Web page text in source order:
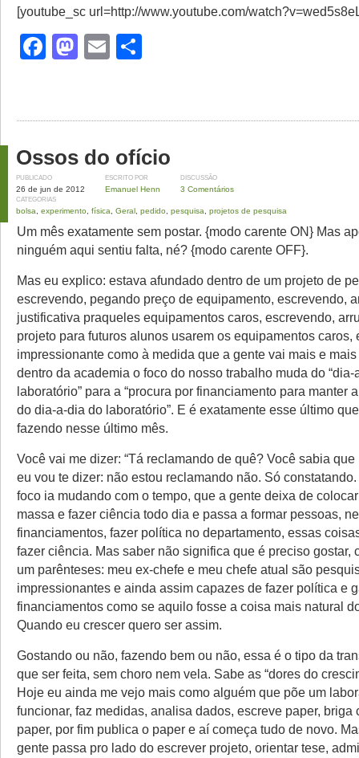
[youtube_sc url=http://www.youtube.com/
Facebook
Mastodon
Email
Ossos do ofício
PUBLICADO
26 de jun de 2012
ESCRITO POR
Emanuel Henn
DISCUSSÃO
3 Comentários
CATEGORIAS
bolsa experimento física Geral pedido pesquisa projetos de pesquisa
Um mês exatamente sem postar. {modo carente ON} Mas
ninguém aqui sentiu falta, né? {modo carente OFF}.
Mas eu explico: estava afundado dentro de um projeto de
escrevendo, pegando preço de equipamento, escrevendo,
justificativa praqueles equipamentos caros, escrevendo,
projeto para futuros alunos usarem os equipamentos
impressionante como à medida que a gente vai mais e
dentro da academia o foco do nosso trabalho muda do “dia-
laboratório” para a “procura por financiamento para manter
do dia-a-dia do laboratório”. E é exatamente esse último
fazendo nesse último mês.
Você vai me dizer: “Tá reclamando de quê? Você sabia que
eu vou te dizer: não estou reclamando não. Só
foco ia mudando com o tempo, que a gente deixa de
massa e fazer ciência todo dia e passa a formar pessoas,
financiamentos, fazer política no departamento, essas
fazer ciência. Mas saber não significa que é preciso gostar,
um parênteses: meu ex-chefe e meu chefe atual são
impressionantes e ainda assim capazes de fazer política e
financiamentos como se aquilo fosse a coisa mais natural
Quando eu crescer quero ser assim.
Gostando ou não, fazendo bem ou não, essa é o tipo da
que ser feita, sem choro nem vela. Sabe as “dores do
Hoje eu ainda me vejo mais como alguém que põe um
funcionar, faz medidas, analisa dados, escreve paper, briga
paper, por fim publica o paper e aí começa tudo de novo.
gente passa pro lado do escrever projeto, orientar tese,